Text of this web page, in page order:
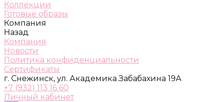
Коллекции
Готовые образы
Компания
Назад
Компания
Новости
Политика конфиденциальности
Сертификаты
г. Снежинск, ул. Академика Забабахина 19А
+7 (932) 113 16 60
Личный кабинет